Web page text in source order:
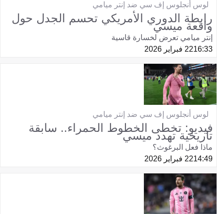
لوس أنجلوس إف سي ضد إنتر ميامي
رابطة الدوري الأمريكي تحسم الجدل حول
واقعة ميسي
إنتر ميامي تعرض لخسارة قاسية
16:3322 فبراير 2026
لوس أنجلوس إف سي ضد إنتر ميامي
فيديو: تخطى الخطوط الحمراء.. سابقة
تاريخية تهدد ميسي
ماذا فعل البرغوث؟
14:4922 فبراير 2026